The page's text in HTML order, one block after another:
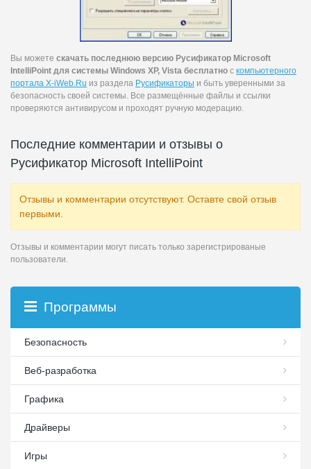
Вы можете скачать последнюю версию Русификатор Microsoft
IntelliPoint для системы Windows XP, Vista бесплатно с компьютерного
портала X-iWeb.Ru из раздела Русификаторы и быть уверенными за
безопасность своей системы. Все размещённые файлы и ссылки
проверяются антивирусом и проходят ручную модерацию.
Последние комментарии и отзывы о
Русификатор Microsoft IntelliPoint
Отзывы и комментарии отсутствуют. Оставте свой отзыв
первыми.
Отзывы и комментарии могут писать только зарегистрированые
пользователи.
Программы
Безопасность
Веб-разработка
Графика
Драйверы
Игры